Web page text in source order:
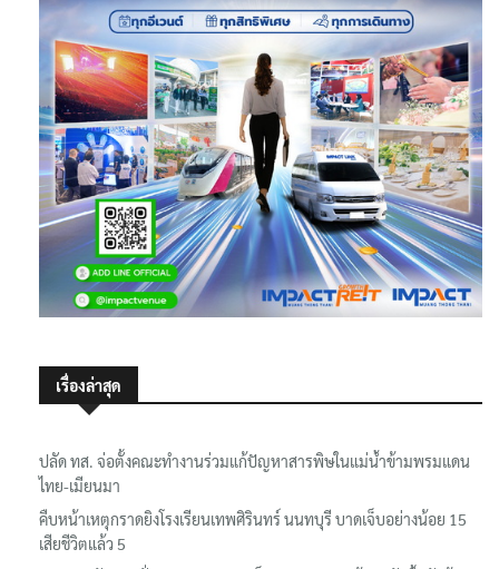
เรื่องล่าสุด
ปลัด ทส. จ่อตั้งคณะทำงานร่วมแก้ปัญหาสารพิษในแม่น้ำข้ามพรมแดน
ไทย-เมียนมา
คืบหน้าเหตุกราดยิงโรงเรียนเทพศิรินทร์ นนทบุรี บาดเจ็บอย่างน้อย 15
เสียชีวิตแล้ว 5